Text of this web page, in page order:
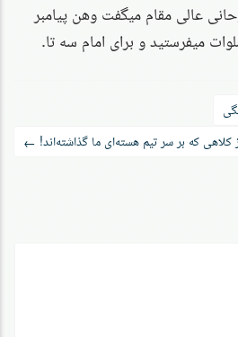
عالی مقام میگفت وهن پیامبر
میفرستید و برای امام سه تا.
کلاهی که بر سر تیم هسته‌ای ما گذاشته‌اند! ←